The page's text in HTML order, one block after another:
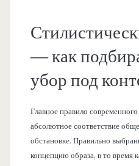
— как
убор под
Главное правило
абсолютное соответствие
обстановке. Правильно
концепцию образа, в то время